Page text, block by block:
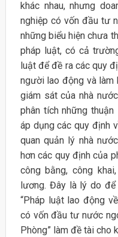
khác nhau, nhưng
nghiệp có vốn đầu tư
những biểu hiện chưa
pháp luật, có cả
luật để đề ra các quy
người lao động và làm
giám sát của nhà
phân tích những
áp dụng các quy định
quan quản lý nhà
hơn các quy định của
công bằng, công
lương. Đây là lý do
“Pháp luật lao động
có vốn đầu tư nước
Phòng” làm đề tài cho